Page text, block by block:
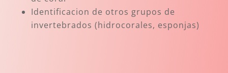
Identificacion de otros grupos de
invertebrados (hidrocorales, esponjas)